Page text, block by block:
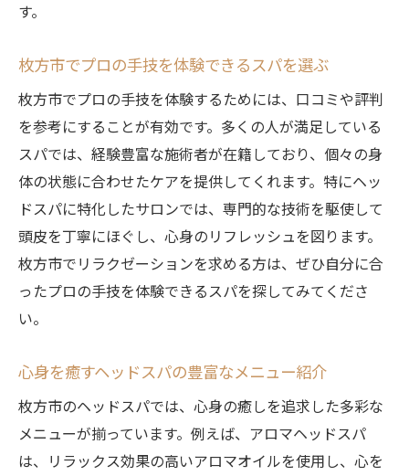
す。
枚方市でプロの手技を体験できるスパを選ぶ
枚方市でプロの手技を体験するためには、口コミや評判
を参考にすることが有効です。多くの人が満足している
スパでは、経験豊富な施術者が在籍しており、個々の身
体の状態に合わせたケアを提供してくれます。特にヘッ
ドスパに特化したサロンでは、専門的な技術を駆使して
頭皮を丁寧にほぐし、心身のリフレッシュを図ります。
枚方市でリラクゼーションを求める方は、ぜひ自分に合
ったプロの手技を体験できるスパを探してみてくださ
い。
心身を癒すヘッドスパの豊富なメニュー紹介
枚方市のヘッドスパでは、心身の癒しを追求した多彩な
メニューが揃っています。例えば、アロマヘッドスパ
は、リラックス効果の高いアロマオイルを使用し、心を